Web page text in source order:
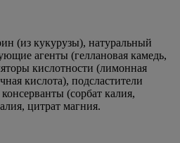
(из кукурузы), натуральный
агенты (геллановая камедь,
кислотности (лимонная
кислота), подсластители
(сорбат калия,
цитрат магния.